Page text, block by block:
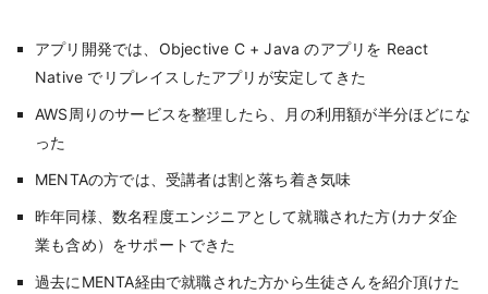
アプリ開発では、Objective C + Java のアプリを React
Native でリプレイスしたアプリが安定してきた
AWS周りのサービスを整理したら、月の利用額が半分ほどにな
った
MENTAの方では、受講者は割と落ち着き気味
昨年同様、数名程度エンジニアとして就職された方(カナダ企
業も含め）をサポートできた
過去にMENTA経由で就職された方から生徒さんを紹介頂けた